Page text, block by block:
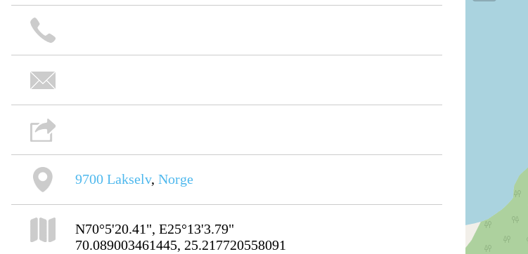
9700 Lakselv,Norge
N70°5'20.41", E25°13'3.79"
70.089003461445, 25.217720558091